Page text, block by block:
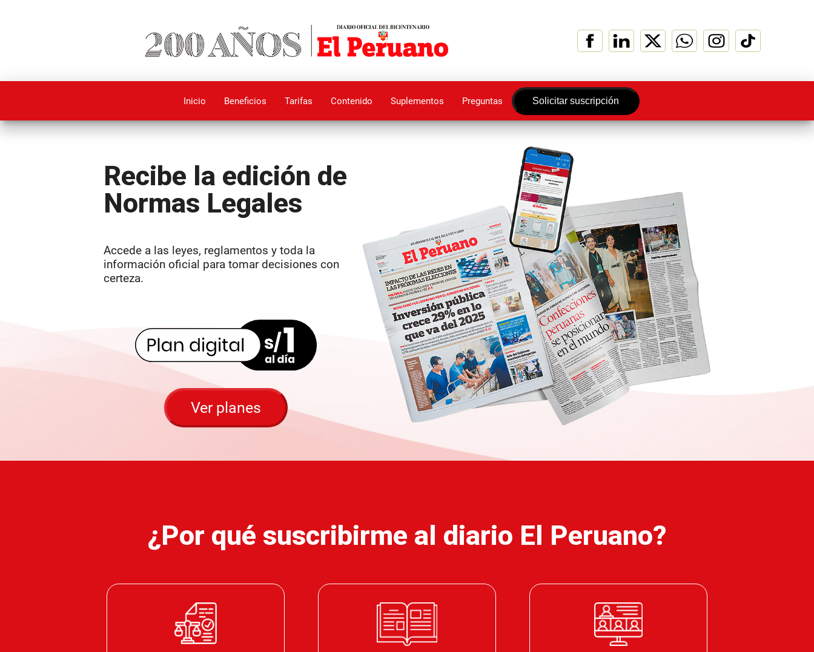
Inicio Beneficios Tarifas Contenido Suplementos Preguntas Solicitar suscripción
Recibe la edición de
Normas Legales
Accede a las leyes, reglamentos y toda la
información oficial para tomar decisiones con
certeza.
Ver planes
¿Por qué suscribirme al diario El Peruano?